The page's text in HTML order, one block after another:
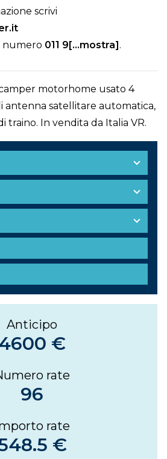
scrivi
numero 011 9[...mostra].
motorhome usato 4
antenna satellitare automatica,
traino. In vendita da Italia VR.
Anticipo
€
rate
96
rate
€